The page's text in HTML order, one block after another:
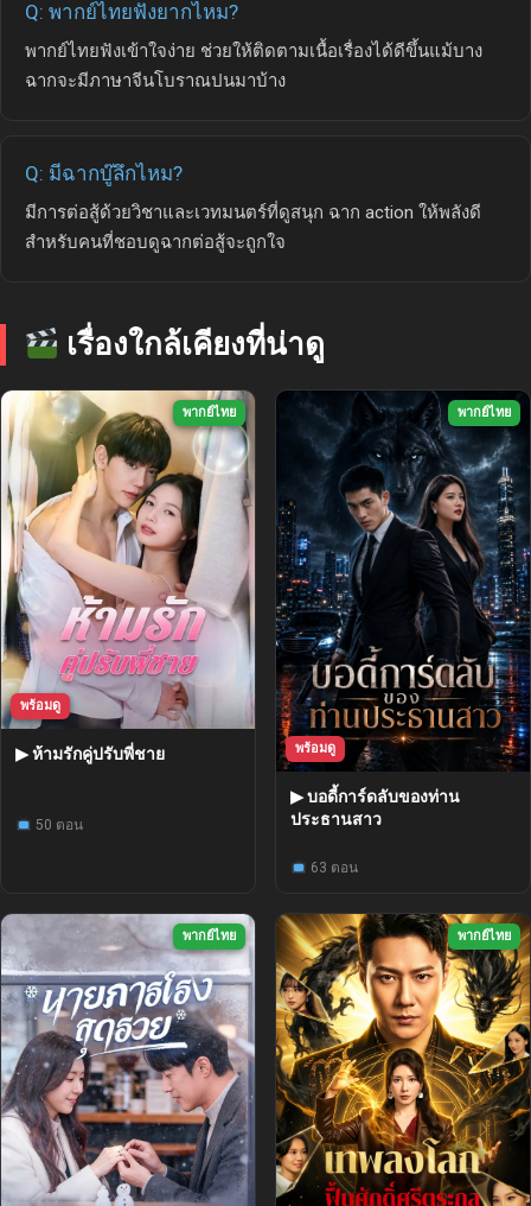
Q: พากย์ไทยฟังยากไหม?
พากย์ไทยฟังเข้าใจง่าย ช่วยให้ติดตามเนื้อเรื่องได้ดีขึ้นแม้บาง
ฉากจะมีภาษาจีนโบราณปนมาบ้าง
Q: มีฉากบู๊ลึกไหม?
มีการต่อสู้ด้วยวิชาและเวทมนตร์ที่ดูสนุก ฉาก action ให้พลังดี
สำหรับคนที่ชอบดูฉากต่อสู้จะถูกใจ
เรื่องใกล้เคียงที่น่าดู
พากย์ไทย
พร้อมดู
▶ ห้ามรักคู่ปรับพี่ชาย
50 ตอน
พากย์ไทย
พร้อมดู
▶ บอดี้การ์ดลับของท่าน
ประธานสาว
63 ตอน
พากย์ไทย พากย์ไทย